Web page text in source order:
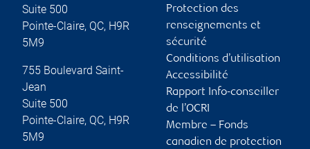
Suite 500
Pointe-Claire, QC, H9R
5M9
755 Boulevard Saint-
Jean
Suite 500
Pointe-Claire, QC, H9R
5M9
Protection des
renseignements et
sécurité
Conditions d’utilisation
Accessibilité
Rapport Info-conseiller
de l’OCRI
Membre – Fonds
canadien de protection